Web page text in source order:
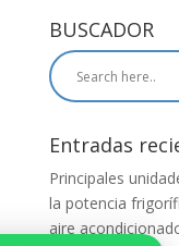
BUSCADOR
Entradas
Principales
la potencia
aire